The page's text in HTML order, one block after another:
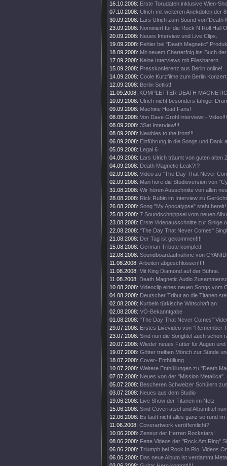
16.10.2008: Erste Torudaten inklusive Wien-
07.10.2008: Ulrich mit weiteren Anekdoten der
30.09.2008: Lars Ulrich zum Sound von"Death
23.09.2008: Nominiert für die Rock N Roll Hall
20.09.2008: Neues Interview und Live Clips.
19.09.2008: Fehler bei "Death Magnetic"
18.09.2008: Mit neuem Charterfolg ins Buch
17.09.2008: Keine Interviews mit Filesharern...
15.09.2008: Presskonferenz aus Berlin online!
14.09.2008: Coole Kurzfilme zum Berlin
12.09.2008: Berlin Setlist!
11.09.2008: KOMPLETTER DEATH
10.09.2008: Ulrich nicht besonders fähiger
09.09.2008: Machine Head Fans!
08.09.2008: Von Dave Grohl interviewt - Video!!!
08.09.2008: 3Sat Interview!!!
08.09.2008: Newbies to the front!!!
06.09.2008: Einführung in die Songs und Dank
05.09.2008: Legal 6
04.09.2008: Lars Ulrich träumt von guten alten
04.09.2008: Death Magnetic Leak?!?
02.09.2008: Video zu "The Day That Never
02.09.2008: Man höre die Studioversion von
31.08.2008: Wir hören Ausschnitte von allen
28.08.2008: Rick Rubin im Interview zu
26.08.2008: Song "My Apocalypse" steht bereit!
25.08.2008: 7 Soundschnippsel vom neuen
23.08.2008: Erste Videoausschnitte zur Sinlge
22.08.2008: "The Day That Never Comes"
21.08.2008: Der Tag ist gekommen!!!!
15.08.2008: German Tribute komplett!
12.08.2008: Soundboardaufnahme von
11.08.2008: Arbeiten abgeschlossen!!!!
11.08.2008: Mit King Diamond auf der Bühne.
11.08.2008: Death Magnetic Audio
10.08.2008: Videoclip eines neuen Songs vom
04.08.2008: Deutscher Tribut an die Titanen
02.08.2008: Kurbeln türkische Wirtschaft an
02.08.2008: VÖ-Bekanntgabe
01.08.2008: "The Day That Never Comes"
29.07.2008: Erstes Livevideo von "Remember
23.07.2008: Sind nun die Songtitel auch schon
20.07.2008: Wieder neues Futter für Augen
19.07.2008: Götter treiben Mönch zur Sünde
18.07.2008: Cover- Enthüllung
10.07.2008: Weitere Enthüllungen zu "Death
07.07.2008: Neues von der "Mission Metallica".
05.07.2008: Bescheren Schweizer Schülern
03.07.2008: Neues aus dem Studio
19.06.2008: Live Show der Titanen im Netz
15.06.2008: Sind Coverrätsel und Albumtitel
12.06.2008: Es läuft nicht alles ganz so rund im
11.06.2008: Coverartwork veröffentlicht?
10.06.2008: Zensur der Herren Rockstars!
08.06.2008: Fette Videos der "Rock Am Ring"
06.06.2008: Triumph bei Rock In Rio. Videos
06.06.2008: Das neue Album ist verdammt